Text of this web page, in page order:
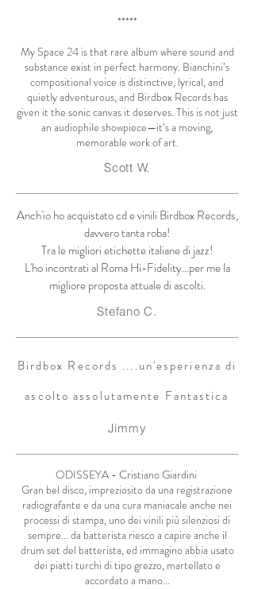
*****
My Space 24 is that rare album where sound and
substance exist in perfect harmony. Bianchini’s
compositional voice is distinctive, lyrical, and
quietly adventurous, and Birdbox Records has
given it the sonic canvas it deserves. This is not just
an audiophile showpiece—it’s a moving,
memorable work of art.
Scott W.
Anch'io ho acquistato cd e vinili Birdbox Records,
davvero tanta roba!
Tra le migliori etichette italiane di jazz!
L'ho incontrati al Roma Hi-Fidelity...per me la
migliore proposta attuale di ascolti.
Stefano C.
Birdbox Records ....un'esperienza di
ascolto assolutamente Fantastica
Jimmy
ODISSEYA - Cristiano Giardini
Gran bel disco, impreziosito da una registrazione
radiografante e da una cura maniacale anche nei
processi di stampa, uno dei vinili più silenziosi di
sempre... da batterista riesco a capire anche il
drum set del batterista, ed immagino abbia usato
dei piatti turchi di tipo grezzo, martellato e
accordato a mano...